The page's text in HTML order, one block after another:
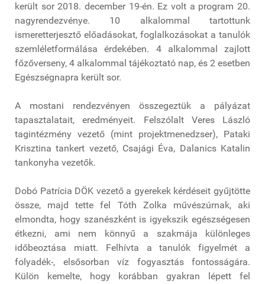
került sor 2018. december 19-én. Ez volt a program 20.
nagyrendezvénye. 10 alkalommal tartottunk
ismeretterjesztő előadásokat, foglalkozásokat a tanulók
szemléletformálása érdekében. 4 alkalommal zajlott
főzőverseny, 4 alkalommal tájékoztató nap, és 2 esetben
Egészségnapra került sor.
A mostani rendezvényen összegeztük a pályázat
tapasztalatait, eredményeit. Felszólalt Veres László
tagintézmény vezető (mint projektmenedzser), Pataki
Krisztina tankert vezető, Csajági Éva, Dalanics Katalin
tankonyha vezetők.
Dobó Patrícia DÖK vezető a gyerekek kérdéseit gyűjtötte
össze, majd tette fel Tóth Zolka művészúrnak, aki
elmondta, hogy szanészként is igyekszik egészségesen
étkezni, ami nem könnyű a szakmája különleges
időbeoztása miatt. Felhívta a tanulók figyelmét a
folyadék-, elsősorban víz fogyasztás fontosságára.
Külön kemelte, hogy korábban gyakran lépett fel